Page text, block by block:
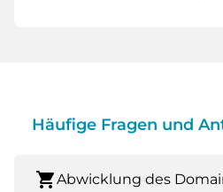
Häufige Fragen und
shopping_cartAbwicklung des